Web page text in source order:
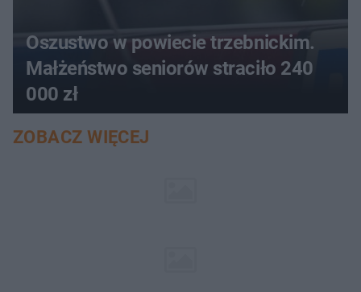
Oszustwo w powiecie trzebnickim.
Małżeństwo seniorów straciło 240
000 zł
ZOBACZ WIĘCEJ